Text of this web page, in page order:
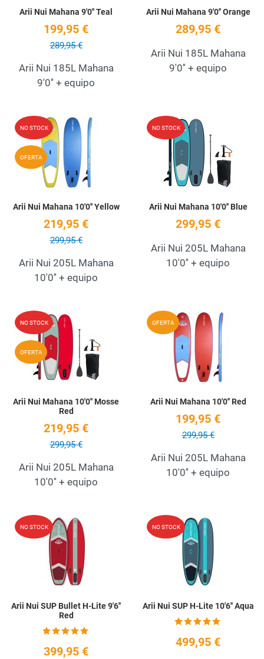
Arii Nui Mahana 9'0'' Teal
199,95 €
289,95 €
Arii Nui 185L Mahana
9'0'' + equipo
Arii Nui Mahana 9'0'' Orange
289,95 €
Arii Nui 185L Mahana
9'0'' + equipo
NO STOCK
OFERTA
Add to Wishlist
Arii Nui Mahana 10'0'' Yellow
219,95 €
299,95 €
Arii Nui 205L Mahana
10'0'' + equipo
NO STOCK
Arii Nui Mahana 10'0'' Blue
299,95 €
Arii Nui 205L Mahana
10'0'' + equipo
NO STOCK
OFERTA
Add to Wishlist
Arii Nui Mahana 10'0'' Mosse
Red
219,95 €
299,95 €
Arii Nui 205L Mahana
10'0'' + equipo
OFERTA
Arii Nui Mahana 10'0'' Red
199,95 €
299,95 €
Arii Nui 205L Mahana
10'0'' + equipo
NO STOCK Add to Wishlist
Arii Nui SUP Bullet H-Lite 9'6''
Red
399,95 €
NO STOCK
Arii Nui SUP H-Lite 10'6'' Aqua
499,95 €